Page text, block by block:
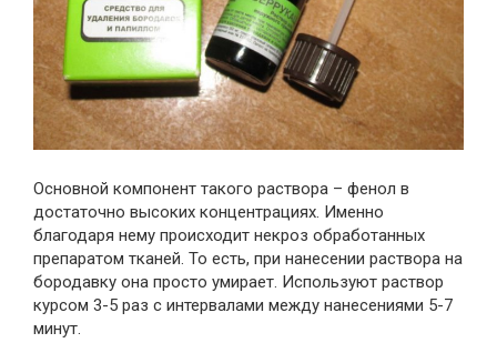
Основной компонент такого раствора – фенол в
достаточно высоких концентрациях. Именно
благодаря нему происходит некроз обработанных
препаратом тканей. То есть, при нанесении раствора на
бородавку она просто умирает. Используют раствор
курсом 3-5 раз с интервалами между нанесениями 5-7
минут.